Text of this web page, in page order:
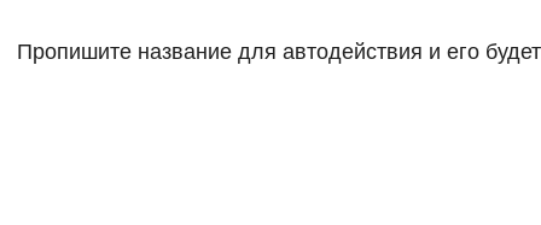
Пропишите название для автодействия и его